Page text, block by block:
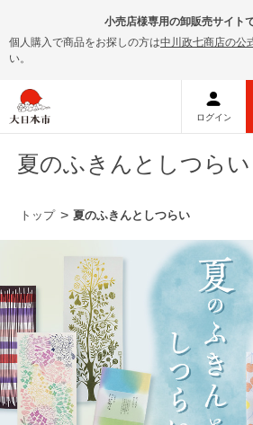
小売店様専用の卸販売サイトで
個人購入で商品をお探しの方は中川政七商店の公
い。
夏のふきんとしつらい
トップ 夏のふきんとしつらい